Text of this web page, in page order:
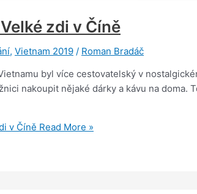
zdi v Číně
, Vietnam 2019 / Roman Bradáč
byl více cestovatelský v
nakoupit nějaké dárky a kávu na
v Číně Read More »